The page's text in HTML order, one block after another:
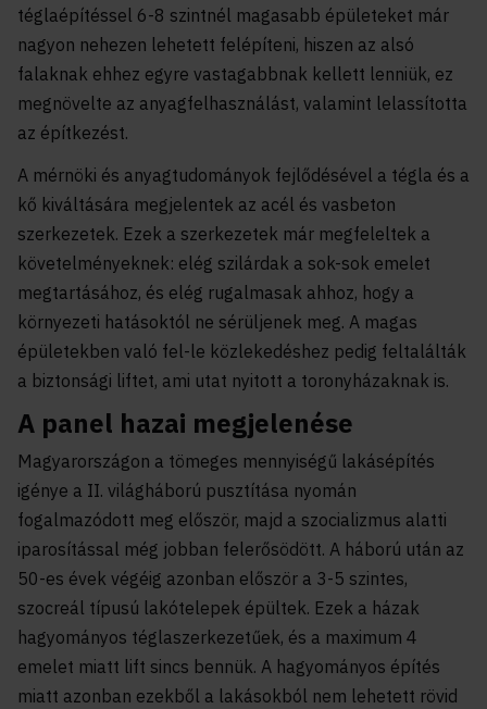
téglaépítéssel 6-8 szintnél magasabb épületeket már
nagyon nehezen lehetett felépíteni, hiszen az alsó
falaknak ehhez egyre vastagabbnak kellett lenniük, ez
megnövelte az anyagfelhasználást, valamint lelassította
az építkezést.
A mérnöki és anyagtudományok fejlődésével a tégla és a
kő kiváltására megjelentek az acél és vasbeton
szerkezetek. Ezek a szerkezetek már megfeleltek a
követelményeknek: elég szilárdak a sok-sok emelet
megtartásához, és elég rugalmasak ahhoz, hogy a
környezeti hatásoktól ne sérüljenek meg. A magas
épületekben való fel-le közlekedéshez pedig feltalálták
a biztonsági liftet, ami utat nyitott a toronyházaknak is.
A panel hazai megjelenése
Magyarországon a tömeges mennyiségű lakásépítés
igénye a II. világháború pusztítása nyomán
fogalmazódott meg először, majd a szocializmus alatti
iparosítással még jobban felerősödött. A háború után az
50-es évek végéig azonban először a 3-5 szintes,
szocreál típusú lakótelepek épültek. Ezek a házak
hagyományos téglaszerkezetűek, és a maximum 4
emelet miatt lift sincs bennük. A hagyományos építés
miatt azonban ezekből a lakásokból nem lehetett rövid